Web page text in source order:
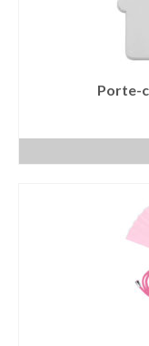
Polo
Sweat-
Porte-